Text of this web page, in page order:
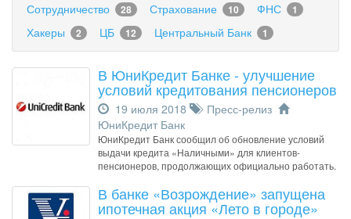
Сотрудничество 28 Страхование 10 ФНС 1
Хакеры 2 ЦБ 12 Центральный Банк 1
В ЮниКредит Банке - улучшение
условий кредитования пенсионеров
19 июля 2018
Пресс-релиз
ЮниКредит Банк
ЮниКредит Банк сообщил об обновление условий
выдачи кредита «Наличными» для клиентов-
пенсионеров, продолжающих официально работать.
В банке «Возрождение» запущена
ипотечная акция «Лето в городе»